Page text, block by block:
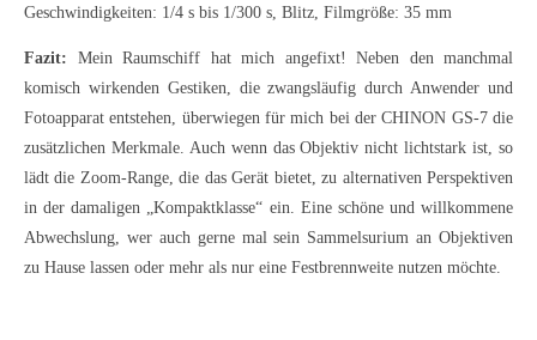
Geschwindigkeiten: 1/4 s bis 1/300 s, Blitz, Filmgröße: 35 mm
Fazit: Mein Raumschiff hat mich angefixt! Neben den manchmal
komisch wirkenden Gestiken, die zwangsläufig durch Anwender und
Fotoapparat entstehen, überwiegen für mich bei der CHINON GS-7 die
zusätzlichen Merkmale. Auch wenn das Objektiv nicht lichtstark ist, so
lädt die Zoom-Range, die das Gerät bietet, zu alternativen Perspektiven
in der damaligen „Kompaktklasse“ ein. Eine schöne und willkommene
Abwechslung, wer auch gerne mal sein Sammelsurium an Objektiven
zu Hause lassen oder mehr als nur eine Festbrennweite nutzen möchte.